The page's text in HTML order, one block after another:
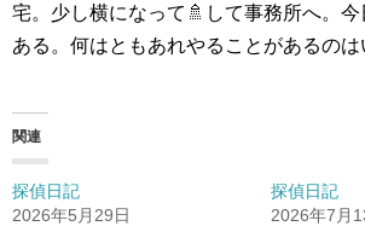
宅。少し横になって🚿して事務所へ。
ある。何はともあれやることがあるのは
関連
探偵日記
2026年5月29日
探偵日記
2026年7月